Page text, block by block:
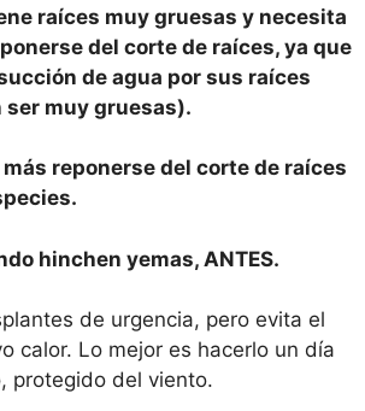
raíces muy gruesas y necesita
del corte de raíces, ya que
de agua por sus raíces
muy gruesas).
reponerse del corte de raíces
hinchen yemas, ANTES.
de urgencia, pero evita el
calor. Lo mejor es hacerlo un día
protegido del viento.